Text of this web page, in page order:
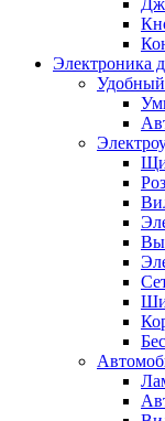
Электроника